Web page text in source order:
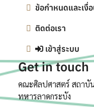
ข้อกำหนดและเงื่อ
ติดต่อเรา
เข้าสู่ระบบ
Get in touch
คณะศิลปศาสตร์ สถาบั
ทหารลาดกระบัง